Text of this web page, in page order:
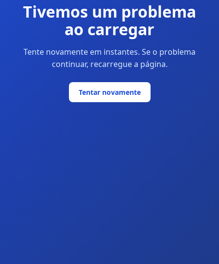
Tivemos um problema
ao carregar
Tente novamente em instantes. Se o problema
continuar, recarregue a página.
Tentar novamente